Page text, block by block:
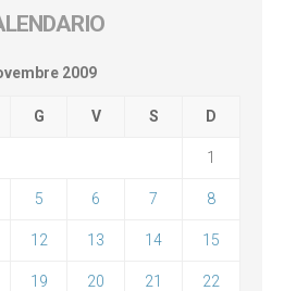
2009
G V S D
1
5 6 7 8
12 13 14 15
19 20 21 22